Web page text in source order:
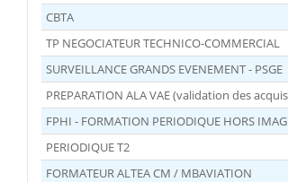
CBTA
TP NEGOCIATEUR TECHNICO-COMMERCIAL
SURVEILLANCE GRANDS EVENEMENT - PSGE
PREPARATION ALA VAE (validation des
FPHI - FORMATION PERIODIQUE HORS
PERIODIQUE T2
FORMATEUR ALTEA CM / MBAVIATION